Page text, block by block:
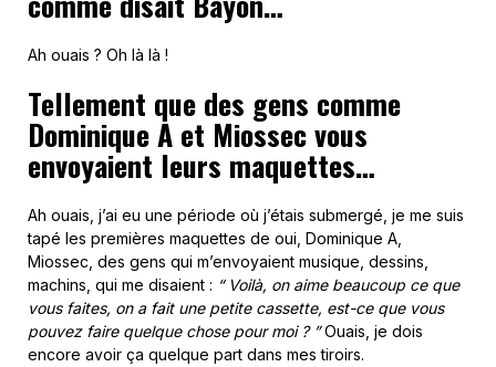
Ah ouais ? Oh là là !
Tellement que des gens comme
Dominique A et Miossec vous
envoyaient leurs maquettes…
Ah ouais, j’ai eu une période où j’étais submergé, je me suis
tapé les premières maquettes de oui, Dominique A,
Miossec, des gens qui m’envoyaient musique, dessins,
machins, qui me disaient : “ Voilà, on aime beaucoup ce que
vous faites, on a fait une petite cassette, est-ce que vous
pouvez faire quelque chose pour moi ? ”Ouais, je dois
encore avoir ça quelque part dans mes tiroirs.